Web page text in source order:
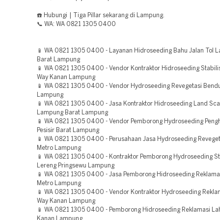
☎️ Hubungi | Tiga Pillar sekarang di Lampung.
📞 WA: WA 0821 1305 0400
📱 WA 0821 1305 0400 - Layanan Hidroseeding Bahu Jalan Tol
Barat Lampung
📱 WA 0821 1305 0400 - Vendor Kontraktor Hidroseeding
Way Kanan Lampung
📱 WA 0821 1305 0400 - Vendor Hydroseeding Revegetasi
Lampung
📱 WA 0821 1305 0400 - Jasa Kontraktor Hidroseeding Land
Lampung Barat Lampung
📱 WA 0821 1305 0400 - Vendor Pemborong Hydroseeding
Pesisir Barat Lampung
📱 WA 0821 1305 0400 - Perusahaan Jasa Hydroseeding
Metro Lampung
📱 WA 0821 1305 0400 - Kontraktor Pemborong Hydroseeding
Lereng Pringsewu Lampung
📱 WA 0821 1305 0400 - Jasa Pemborong Hidroseeding
Metro Lampung
📱 WA 0821 1305 0400 - Vendor Kontraktor Hydroseeding
Way Kanan Lampung
📱 WA 0821 1305 0400 - Pemborong Hidroseeding Reklamasi
Kanan Lampung